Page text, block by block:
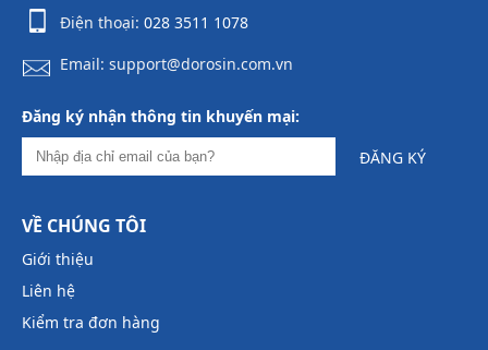
Điện thoại: 028 3511 1078
Email: support@dorosin.com.vn
Đăng ký nhận thông tin khuyến mại:
ĐĂNG KÝ
VỀ CHÚNG TÔI
Giới thiệu
Liên hệ
Kiểm tra đơn hàng